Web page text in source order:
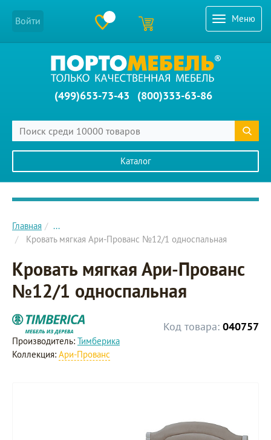
Меню
Войти
(499)653-73-43 (800)333-63-86
Каталог
Главное меню сайта
Главная
...
Кровать мягкая Ари-Прованс №12/1 односпальная
Кровать мягкая Ари-Прованс
№12/1 односпальная
Код товара: 040757
Производитель: Тимберика
Коллекция: Ари-Прованс